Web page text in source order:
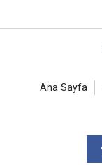
Ana Sayfa